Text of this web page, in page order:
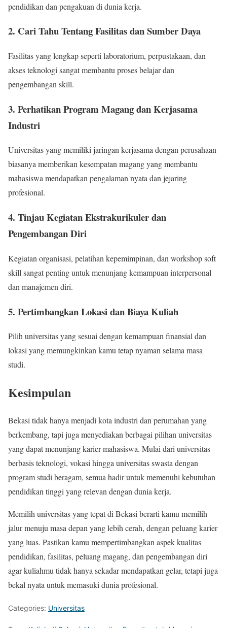
pendidikan dan pengakuan di dunia kerja.
2. Cari Tahu Tentang Fasilitas dan Sumber Daya
Fasilitas yang lengkap seperti laboratorium, perpustakaan, dan
akses teknologi sangat membantu proses belajar dan
pengembangan skill.
3. Perhatikan Program Magang dan Kerjasama
Industri
Universitas yang memiliki jaringan kerjasama dengan perusahaan
biasanya memberikan kesempatan magang yang membantu
mahasiswa mendapatkan pengalaman nyata dan jejaring
profesional.
4. Tinjau Kegiatan Ekstrakurikuler dan
Pengembangan Diri
Kegiatan organisasi, pelatihan kepemimpinan, dan workshop soft
skill sangat penting untuk menunjang kemampuan interpersonal
dan manajemen diri.
5. Pertimbangkan Lokasi dan Biaya Kuliah
Pilih universitas yang sesuai dengan kemampuan finansial dan
lokasi yang memungkinkan kamu tetap nyaman selama masa
studi.
Kesimpulan
Bekasi tidak hanya menjadi kota industri dan perumahan yang
berkembang, tapi juga menyediakan berbagai pilihan universitas
yang dapat menunjang karier mahasiswa. Mulai dari universitas
berbasis teknologi, vokasi hingga universitas swasta dengan
program studi beragam, semua hadir untuk memenuhi kebutuhan
pendidikan tinggi yang relevan dengan dunia kerja.
Memilih universitas yang tepat di Bekasi berarti kamu memilih
jalur menuju masa depan yang lebih cerah, dengan peluang karier
yang luas. Pastikan kamu mempertimbangkan aspek kualitas
pendidikan, fasilitas, peluang magang, dan pengembangan diri
agar kuliahmu tidak hanya sekadar mendapatkan gelar, tetapi juga
bekal nyata untuk memasuki dunia profesional.
Categories: Universitas